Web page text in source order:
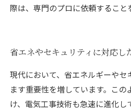
際は、専門のプロに依頼すること
省エネやセキュリティに対応し
現代において、省エネルギーやセ
ます重要性を増しています。この
け、電気工事技術も急速に進化し